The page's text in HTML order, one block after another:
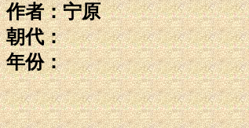
作者：宁原
朝代：
年份：